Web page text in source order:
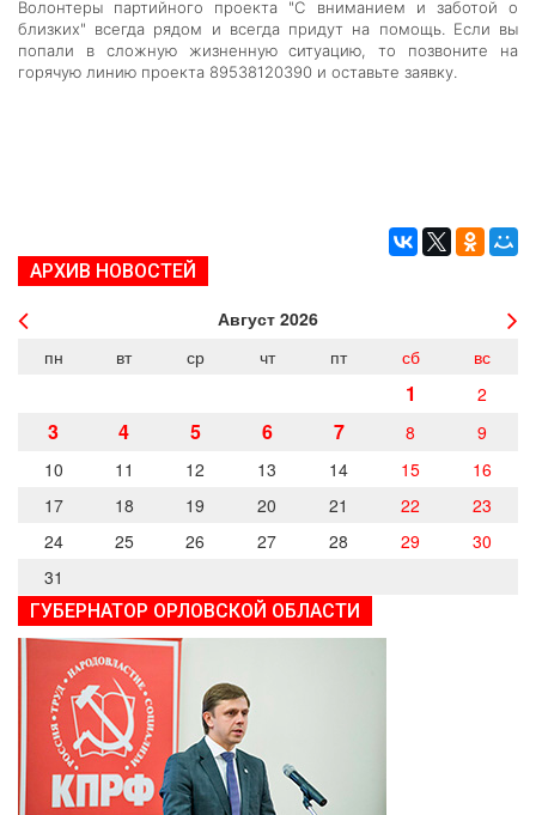
Волонтеры партийного проекта "С вниманием и заботой о
близких" всегда рядом и всегда придут на помощь. Если вы
попали в сложную жизненную ситуацию, то позвоните на
горячую линию проекта 89538120390 и оставьте заявку.
АРХИВ НОВОСТЕЙ
Август 2026
пн
вт ср чт пт сб вс
1 2
3 4 5 6 7 8
9
10
11 12 13 14 15
16
17
18 19 20 21 22
23
24
25 26 27 28 29
30
31
ГУБЕРНАТОР ОРЛОВСКОЙ ОБЛАСТИ